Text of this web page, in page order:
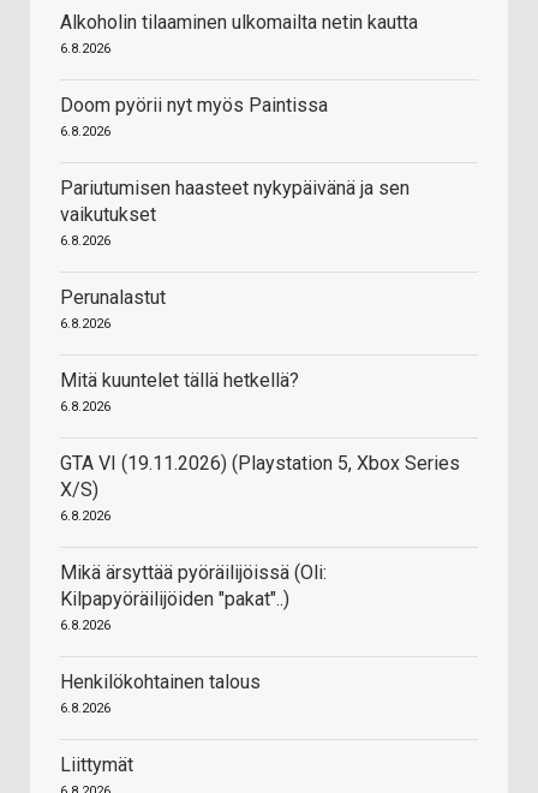
Alkoholin tilaaminen ulkomailta netin kautta
6.8.2026
Doom pyörii nyt myös Paintissa
6.8.2026
Pariutumisen haasteet nykypäivänä ja sen
vaikutukset
6.8.2026
Perunalastut
6.8.2026
Mitä kuuntelet tällä hetkellä?
6.8.2026
GTA VI (19.11.2026) (Playstation 5, Xbox Series
X/S)
6.8.2026
Mikä ärsyttää pyöräilijöissä (Oli:
Kilpapyöräilijöiden "pakat"..)
6.8.2026
Henkilökohtainen talous
6.8.2026
Liittymät